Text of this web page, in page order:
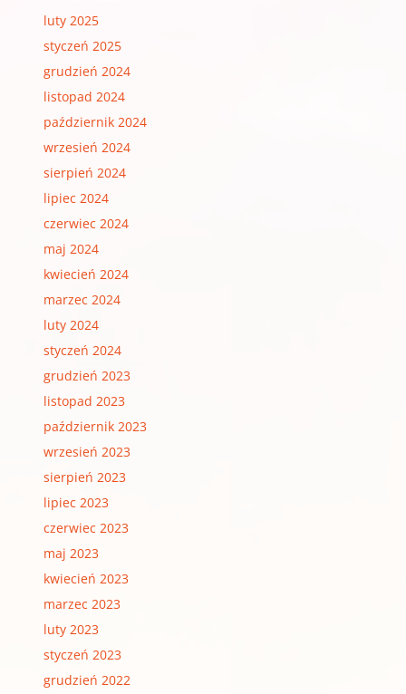
luty 2025
styczeń 2025
grudzień 2024
listopad 2024
październik 2024
wrzesień 2024
sierpień 2024
lipiec 2024
czerwiec 2024
maj 2024
kwiecień 2024
marzec 2024
luty 2024
styczeń 2024
grudzień 2023
listopad 2023
październik 2023
wrzesień 2023
sierpień 2023
lipiec 2023
czerwiec 2023
maj 2023
kwiecień 2023
marzec 2023
luty 2023
styczeń 2023
grudzień 2022